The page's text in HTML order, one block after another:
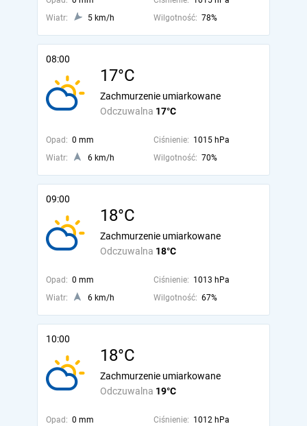
Wiatr:
5 km/h Wilgotność: 78%
08:00
17°C
Odczuwalna 17°C
Zachmurzenie umiarkowane
Opad: 0 mm Ciśnienie: 1015 hPa
Wiatr:
6 km/h Wilgotność: 70%
09:00
18°C
Odczuwalna 18°C
Zachmurzenie umiarkowane
Opad: 0 mm Ciśnienie: 1013 hPa
Wiatr:
6 km/h Wilgotność: 67%
10:00
18°C
Odczuwalna 19°C
Zachmurzenie umiarkowane
Opad: 0 mm Ciśnienie: 1012 hPa